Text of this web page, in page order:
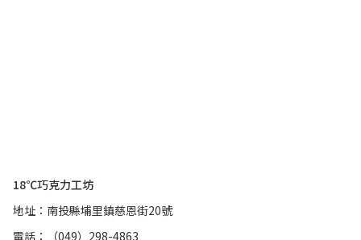
18℃巧克力工坊
地址：南投縣埔里鎮慈恩街20號
電話：（049）298-4863